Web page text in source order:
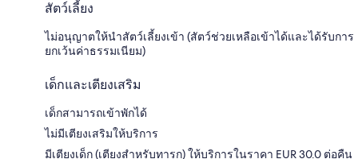
สัตว์เลี้ยง
ไม่อนุญาตให้นำสัตว์เลี้ยงเข้า (สัตว์ช่วยเหลือเข้าได้และได้รับการ
ยกเว้นค่าธรรมเนียม)
เด็กและเตียงเสริม
เด็กสามารถเข้าพักได้
ไม่มีเตียงเสริมให้บริการ
มีเตียงเด็ก (เตียงสำหรับทารก) ให้บริการในราคา EUR 30.0 ต่อคืน